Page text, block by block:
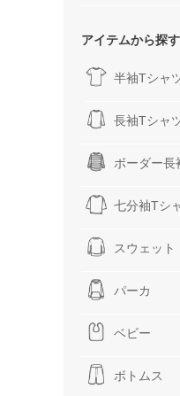
アイテムから探す
半袖Tシャ
長袖Tシャ
ボーダー長
七分袖Tシ
スウェット
パーカ
ベビー
ボトムス